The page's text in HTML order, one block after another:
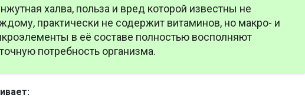
халва, польза и вред которой известны не
практически не содержит витаминов, но макро- и
в её составе полностью восполняют
потребность организма.